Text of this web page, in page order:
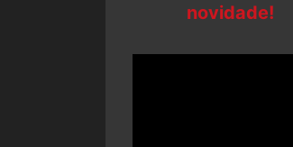
novidade!